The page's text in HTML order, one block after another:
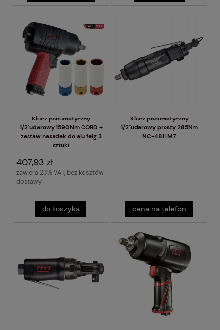
Klucz pneumatyczny
1/2"udarowy 1590Nm CORD +
zestaw nasadek do alu felg 3
sztuki
407,93 zł
zawiera 23% VAT, bez kosztów
dostawy
do koszyka
Klucz pneumatyczny
1/2"udarowy prosty 285Nm
NC-4811 M7
cena na telefon